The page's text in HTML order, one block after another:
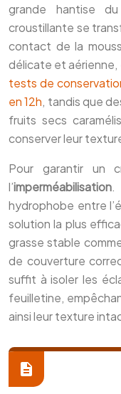
grande hantise
croustillante se
contact de la
délicate et aérienne,
tests de
en 12h, tandis que
fruits secs
conserver leur
Pour garantir un
l’imperméabilisation.
hydrophobe entre
solution la plus
grasse stable
de couverture
suffit à isoler les
feuilletine,
ainsi leur texture